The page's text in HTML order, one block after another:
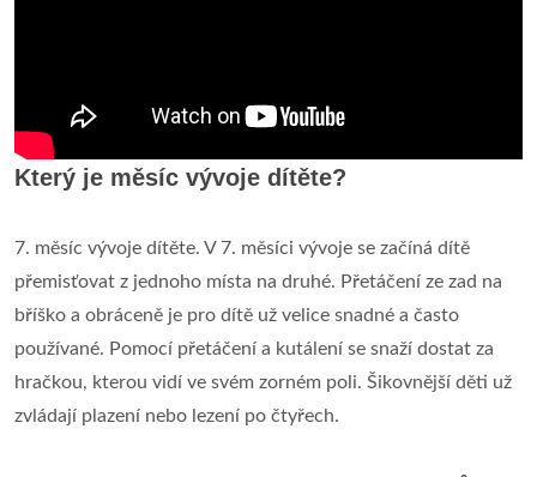
Který je měsíc vývoje dítěte?
7. měsíc vývoje dítěte. V 7. měsíci vývoje se začíná dítě
přemisťovat z jednoho místa na druhé. Přetáčení ze zad na
bříško a obráceně je pro dítě už velice snadné a často
používané. Pomocí přetáčení a kutálení se snaží dostat za
hračkou, kterou vidí ve svém zorném poli. Šikovnější děti už
zvládají plazení nebo lezení po čtyřech.